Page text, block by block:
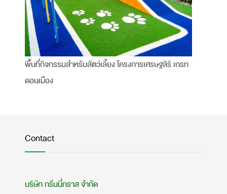
พื้นที่กิจกรรมสำหรับสัตว์เลี้ยง โครงการเศรษฐสิริ เกรท
ดอนเมือง
Contact
บริษัท กรีนนี่กราส จำกัด